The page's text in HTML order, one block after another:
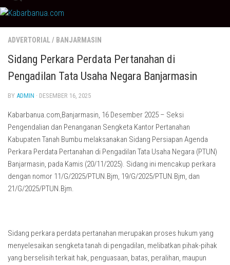
Skip
to
content
ADVERTORIAL/ BANJARMASIN
Sidang Perkara Perdata Pertanahan di
Pengadilan Tata Usaha Negara Banjarmasin
BY ADMIN · DESEMBER 16, 2025
Kabarbanua.com,Banjarmasin, 16 Desember 2025 – Seksi
Pengendalian dan Penanganan Sengketa Kantor Pertanahan
Kabupaten Tanah Bumbu melaksanakan Sidang Persiapan Agenda
Perkara Perdata Pertanahan di Pengadilan Tata Usaha Negara (PTUN)
Banjarmasin, pada Kamis (20/11/2025). Sidang ini mencakup perkara
dengan nomor 11/G/2025/PTUN.Bjm, 19/G/2025/PTUN.Bjm, dan
21/G/2025/PTUN.Bjm.
Sidang perkara perdata pertanahan merupakan proses hukum yang
menyelesaikan sengketa tanah di pengadilan, melibatkan pihak-pihak
yang berselisih terkait hak, penguasaan, batas, peralihan, maupun